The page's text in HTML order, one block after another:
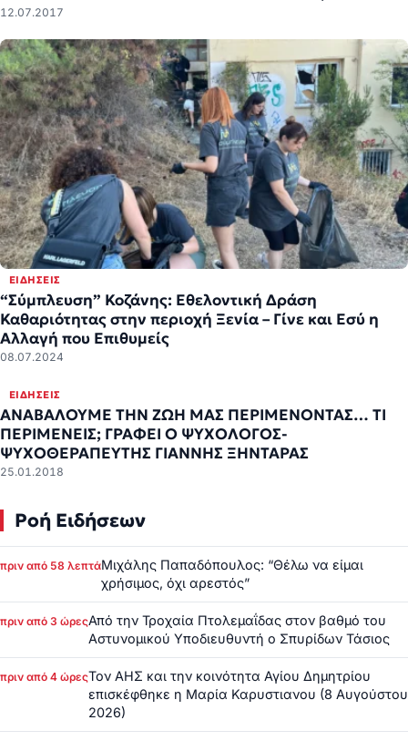
12.07.2017
ΕΙΔΉΣΕΙΣ
“Σύμπλευση” Κοζάνης: Εθελοντική Δράση
Καθαριότητας στην περιοχή Ξενία – Γίνε και Εσύ η
Αλλαγή που Επιθυμείς
08.07.2024
ΕΙΔΉΣΕΙΣ
ΑΝΑΒΑΛΟΥΜΕ ΤΗΝ ΖΩΗ ΜΑΣ ΠΕΡΙΜΕΝΟΝΤΑΣ… ΤΙ
ΠΕΡΙΜΕΝΕΙΣ; ΓΡΑΦΕΙ Ο ΨΥΧΟΛΌΓΟΣ-
ΨΥΧΟΘΕΡΑΠΕΥΤΉΣ ΓΙΑΝΝΗΣ ΞΗΝΤΑΡΑΣ
25.01.2018
Ροή Ειδήσεων
πριν από 58 λεπτάΜιχάλης Παπαδόπουλος: “Θέλω να είμαι
χρήσιμος, όχι αρεστός”
πριν από 3 ώρεςΑπό την Τροχαία Πτολεμαΐδας στον βαθμό του
Αστυνομικού Υποδιευθυντή ο Σπυρίδων Τάσιος
πριν από 4 ώρεςΤον ΑΗΣ και την κοινότητα Αγίου Δημητρίου
επισκέφθηκε η Μαρία Καρυστιανου (8 Αυγούστου
2026)